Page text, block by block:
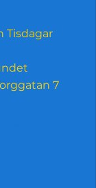
Tisdagar
7